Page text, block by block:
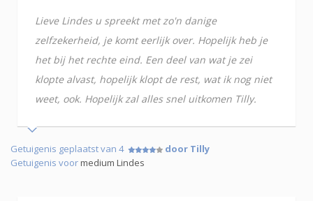
Lieve Lindes u spreekt met zo'n danige
zelfzekerheid, je komt eerlijk over. Hopelijk heb je
het bij het rechte eind. Een deel van wat je zei
klopte alvast, hopelijk klopt de rest, wat ik nog niet
weet, ook. Hopelijk zal alles snel uitkomen Tilly.
Getuigenis geplaatst van 4
door Tilly
Getuigenis voormedium Lindes